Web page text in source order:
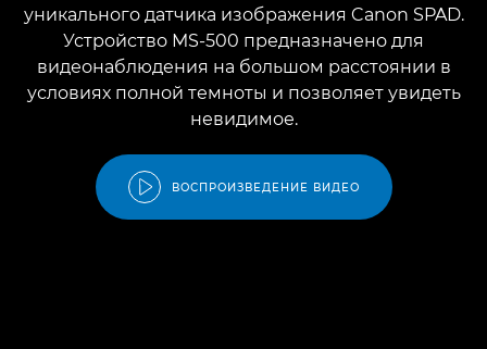
уникального датчика изображения Canon SPAD.
Устройство MS-500 предназначено для
видеонаблюдения на большом расстоянии в
условиях полной темноты и позволяет увидеть
невидимое.
ВОСПРОИЗВЕДЕНИЕ ВИДЕО